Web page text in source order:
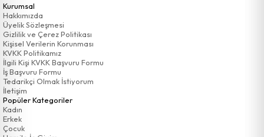
Kurumsal
Hakkımızda
Üyelik Sözleşmesi
Gizlilik ve Çerez Politikası
Kişisel Verilerin Korunması
KVKK Politikamız
İlgili Kişi KVKK Başvuru Formu
İş Başvuru Formu
Tedarikçi Olmak İstiyorum
İletişim
Popüler Kategoriler
Kadın
Erkek
Çocuk